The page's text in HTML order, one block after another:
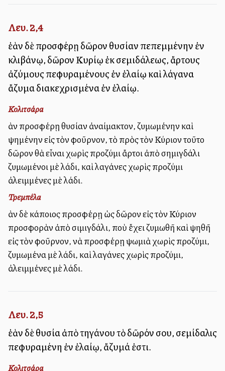
Λευ. 2,4
ἐὰν δὲ προσφέρῃ δῶρον θυσίαν πεπεμμένην ἐν
κλιβάνῳ, δῶρον Κυρίῳ ἐκ σεμιδάλεως, ἄρτους
ἀζύμους πεφυραμένους ἐν ἐλαίῳ καὶ λάγανα
ἄζυμα διακεχρισμένα ἐν ἐλαίῳ.
Κολιτσάρα
Ἐὰν προσφέρῃ θυσίαν ἀναίμακτον, ζυμωμένην καὶ
ψημένην εἰς τὸν φοῦρνον, τὸ πρὸς τὸν Κύριον τοῦτο
δῶρον θὰ εἶναι χωρὶς προζύμι ἄρτοι ἀπὸ σημιγδάλι
ζυμωμένοι μὲ λάδι, καὶ λαγάνες χωρὶς προζύμι
ἀλειμμένες μὲ λάδι.
Τρεμπέλα
Ἐὰν δὲ κάποιος προσφέρῃ ὡς δῶρον εἰς τὸν Κύριον
προσφορὰν ἀπὸ σιμιγδάλι, ποὺ ἔχει ζυμωθῆ καὶ ψηθῆ
εἰς τὸν φοῦρνον, νὰ προσφέρῃ ψωμιὰ χωρὶς προζύμι,
ζυμωμένα μὲ λάδι, καὶ λαγάνες χωρὶς προζύμι,
ἀλειμμένες μὲ λάδι.
Λευ. 2,5
ἐὰν δὲ θυσία ἀπὸ τηγάνου τὸ δῶρόν σου, σεμίδαλις
πεφυραμένη ἐν ἐλαίῳ, ἄζυμά ἐστι.
Κολιτσάρα